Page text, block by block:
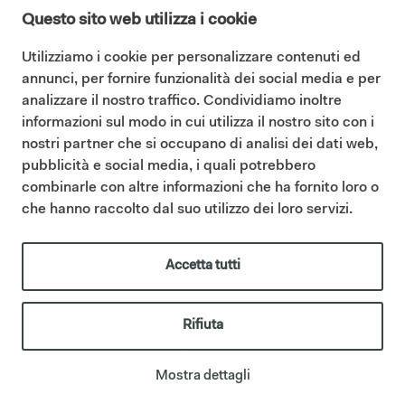
Questo sito web utilizza i cookie
Utilizziamo i cookie per personalizzare contenuti ed
annunci, per fornire funzionalità dei social media e per
analizzare il nostro traffico. Condividiamo inoltre
informazioni sul modo in cui utilizza il nostro sito con i
nostri partner che si occupano di analisi dei dati web,
pubblicità e social media, i quali potrebbero
combinarle con altre informazioni che ha fornito loro o
che hanno raccolto dal suo utilizzo dei loro servizi.
Accetta tutti
Rifiuta
Mostra dettagli
I consent to the Privacy Policy (Read our Privacy Policy
Subscribe
©2025 Ceramica Cielo |Cookie policy|Privacy policy|
IT01622510566 | Ceramica Cielo is part of the Mittel Group
italianbathroomdesign.com
Credits|IBD